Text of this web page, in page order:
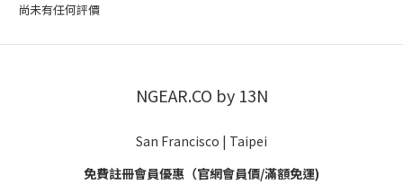
尚未有任何評價
NGEAR.CO by 13N
San Francisco | Taipei
免費註冊會員優惠（官網會員價/滿額免運)